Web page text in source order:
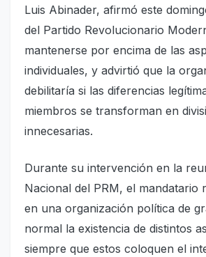
Luis Abinader, afirmó este
del Partido Revolucionario
mantenerse por encima de las
individuales, y advirtió que la
debilitaría si las diferencias
miembros se transforman en
innecesarias.
Durante su intervención en la
Nacional del PRM, el mandatario
en una organización política de
normal la existencia de distintos
siempre que estos coloquen el